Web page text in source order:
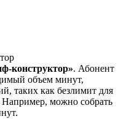
конструктор». Абонент
объем минут,
таких как безлимит для
Например, можно собрать
.